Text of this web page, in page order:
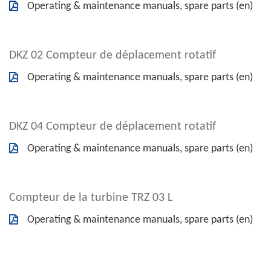
Operating & maintenance manuals, spare parts (en)
DKZ 02 Compteur de déplacement rotatif
Operating & maintenance manuals, spare parts (en)
DKZ 04 Compteur de déplacement rotatif
Operating & maintenance manuals, spare parts (en)
Compteur de la turbine TRZ 03 L
Operating & maintenance manuals, spare parts (en)